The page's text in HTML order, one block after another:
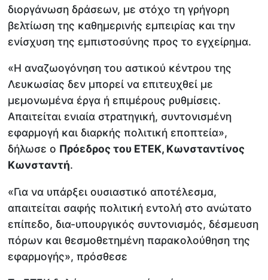
διοργάνωση δράσεων, με στόχο τη γρήγορη
βελτίωση της καθημερινής εμπειρίας και την
ενίσχυση της εμπιστοσύνης προς το εγχείρημα.
«H αναζωογόνηση του αστικού κέντρου της
Λευκωσίας δεν μπορεί να επιτευχθεί με
μεμονωμένα έργα ή επιμέρους ρυθμίσεις.
Απαιτείται ενιαία στρατηγική, συντονισμένη
εφαρμογή και διαρκής πολιτική εποπτεία»,
δήλωσε ο Πρόεδρος του ΕΤΕΚ, Κωνσταντίνος
Κωνσταντή.
«Για να υπάρξει ουσιαστικό αποτέλεσμα,
απαιτείται σαφής πολιτική εντολή στο ανώτατο
επίπεδο, δια-υπουργικός συντονισμός, δέσμευση
πόρων και θεσμοθετημένη παρακολούθηση της
εφαρμογής», πρόσθεσε